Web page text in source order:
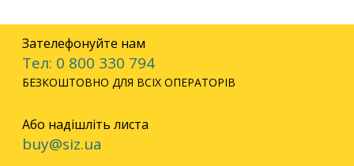
Зателефонуйте нам
Тел: 0 800 330 794
БЕЗКОШТОВНО ДЛЯ ВСІХ ОПЕРАТОРІВ
Або надішліть листа
buy@siz.ua